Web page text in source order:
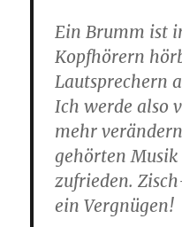
Ein Brumm ist
Kopfhörern
Lautsprechern
Ich werde also
mehr
gehörten
zufrieden.
ein Vergnügen!